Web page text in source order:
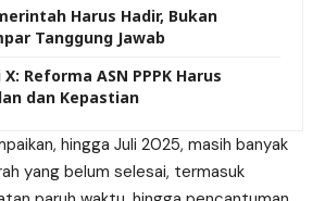
Harus Hadir, Bukan
Tanggung Jawab
Reforma ASN PPPK Harus
dan Kepastian
hingga Juli 2025, masih banyak
yang belum selesai, termasuk